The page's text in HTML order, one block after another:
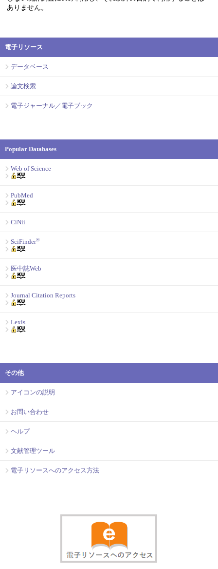
ありません。
電子リソース
データベース
論文検索
電子ジャーナル／電子ブック
Popular Databases
Web of Science
PubMed
CiNii
SciFinder®
医中誌Web
Journal Citation Reports
Lexis
その他
アイコンの説明
お問い合わせ
ヘルプ
文献管理ツール
電子リソースへのアクセス方法